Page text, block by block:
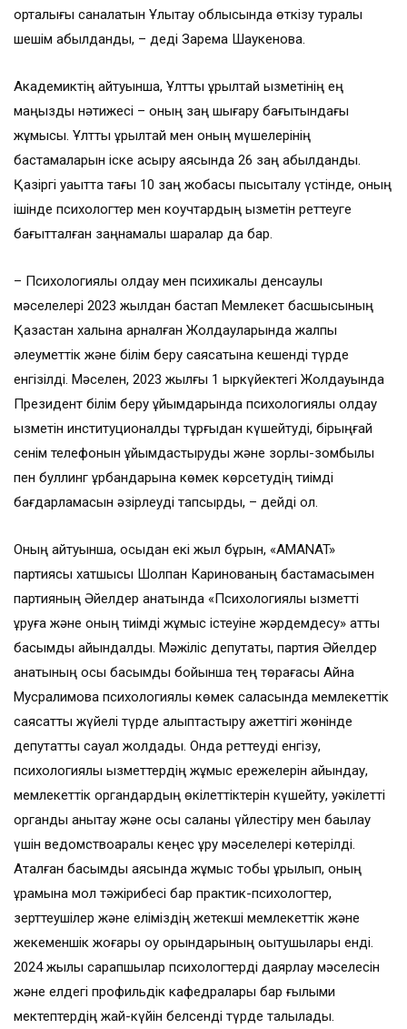
орталығы саналатын Ұлытау облысында өткізу туралы
шешім қабылданды, – деді Зарема Шаукенова.
Академиктің айтуынша, Ұлттық құрылтай қызметінің ең
маңызды нәтижесі – оның заң шығару бағытындағы
жұмысы. Ұлттық құрылтай мен оның мүшелерінің
бастамаларын іске асыру аясында 26 заң қабылданды.
Қазіргі уақытта тағы 10 заң жобасы пысықталу үстінде, оның
ішінде психологтер мен коучтардың қызметін реттеуге
бағытталған заңнамалық шаралар да бар.
– Психологиялық қолдау мен психикалық денсаулық
мәселелері 2023 жылдан бастап Мемлекет басшысының
Қазақстан халқына арналған Жолдауларында жалпы
әлеуметтік және білім беру саясатына кешенді түрде
енгізілді. Мәселен, 2023 жылғы 1 қыркүйектегі Жолдауында
Президент білім беру ұйымдарында психологиялық қолдау
қызметін институционалдық тұрғыдан күшейтуді, бірыңғай
сенім телефонын ұйымдастыруды және зорлық-зомбылық
пен буллинг құрбандарына көмек көрсетудің тиімді
бағдарламасын әзірлеуді тапсырды, – дейді ол.
Оның айтуынша, осыдан екі жыл бұрын, «AMANAT»
партиясы хатшысы Шолпан Каринованың бастамасымен
партияның Әйелдер қанатында «Психологиялық қызметті
құруға және оның тиімді жұмыс істеуіне жәрдемдесу» атты
басымдық айқындалды. Мәжіліс депутаты, партия Әйелдер
қанатының осы басымдық бойынша тең төрағасы Айна
Мусралимова психологиялық көмек саласында мемлекеттік
саясатты жүйелі түрде қалыптастыру қажеттігі жөнінде
депутаттық сауал жолдады. Онда реттеуді енгізу,
психологиялық қызметтердің жұмыс ережелерін айқындау,
мемлекеттік органдардың өкілеттіктерін күшейту, уәкілетті
органды анықтау және осы саланы үйлестіру мен бақылау
үшін ведомствоаралық кеңес құру мәселелері көтерілді.
Аталған басымдық аясында жұмыс тобы құрылып, оның
құрамына мол тәжірибесі бар практик-психологтер,
зерттеушілер және еліміздің жетекші мемлекеттік және
жекеменшік жоғары оқу орындарының оқытушылары енді.
2024 жылы сарапшылар психологтерді даярлау мәселесін
және елдегі профильдік кафедралары бар ғылыми
мектептердің жай-күйін белсенді түрде талқылады.